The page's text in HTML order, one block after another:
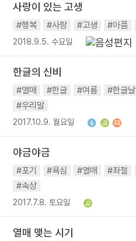
사랑이 있는 고생
#행복 #사랑 #고생 #아픔
2018.9.5. 수요일
한글의 신비
#열매 #한글 #여름 #한글날
#우리말
2017.10.9. 월요일
야금야금
#포기 #욕심 #열매 #좌절
#속상
2017.7.8. 토요일
열매 맺는 시기